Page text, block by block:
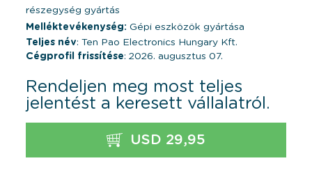
részegység gyártás
Melléktevékenység: Gépi eszközök gyártása
Teljes név: Ten Pao Electronics Hungary Kft.
Cégprofil frissítése: 2026. augusztus 07.
Rendeljen meg most teljes
jelentést a keresett vállalatról.
USD 29,95